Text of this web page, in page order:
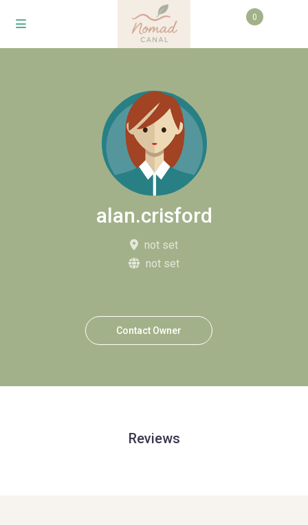
0
alan.crisford
not set
not set
Contact Owner
Reviews